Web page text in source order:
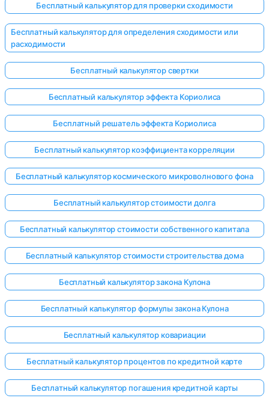
Бесплатный калькулятор для проверки сходимости
Бесплатный калькулятор для определения сходимости или
расходимости
Бесплатный калькулятор свертки
Бесплатный калькулятор эффекта Кориолиса
Бесплатный решатель эффекта Кориолиса
Бесплатный калькулятор коэффициента корреляции
Бесплатный калькулятор космического микроволнового фона
Бесплатный калькулятор стоимости долга
Бесплатный калькулятор стоимости собственного капитала
Бесплатный калькулятор стоимости строительства дома
Бесплатный калькулятор закона Кулона
Бесплатный калькулятор формулы закона Кулона
Бесплатный калькулятор ковариации
Бесплатный калькулятор процентов по кредитной карте
Бесплатный калькулятор погашения кредитной карты